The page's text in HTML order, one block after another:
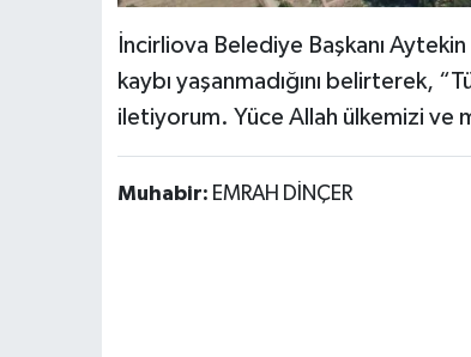
İncirliova Belediye Başkanı
kaybı yaşanmadığını belirterek,
iletiyorum. Yüce Allah ülkemizi ve
Muhabir: EMRAH DİNÇER